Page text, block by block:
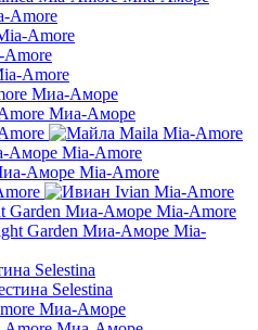
Amore
Amore
Миа-Аморе
Аморе Mia-Amore
Garden Миа-Аморе Mia-Amore
Selestina
Миа-Аморе